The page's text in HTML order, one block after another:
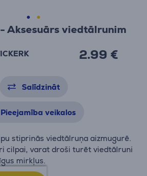
Aksesuārs viedtālrunim
2.99 €
Salīdzināt
Pieejamība veikalos
stiprinās viedtālruņa aizmugurē.
cilpai, varat droši turēt viedtālruni
mirkļus.